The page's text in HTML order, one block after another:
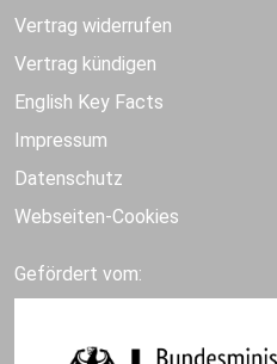
Vertrag widerrufen
Vertrag kündigen
English Key Facts
Impressum
Datenschutz
Webseiten-Cookies
Gefördert vom: